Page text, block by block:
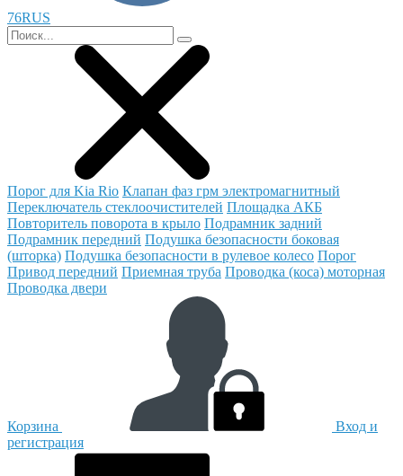
76RUS
Порог для Kia Rio Клапан фаз грм электромагнитный
Переключатель стеклоочистителей Площадка АКБ
Повторитель поворота в крыло Подрамник задний
Подрамник передний Подушка безопасности боковая
(шторка) Подушка безопасности в рулевое колесо Порог
Привод передний Приемная труба Проводка (коса) моторная
Проводка двери
Корзина
Вход и
регистрация